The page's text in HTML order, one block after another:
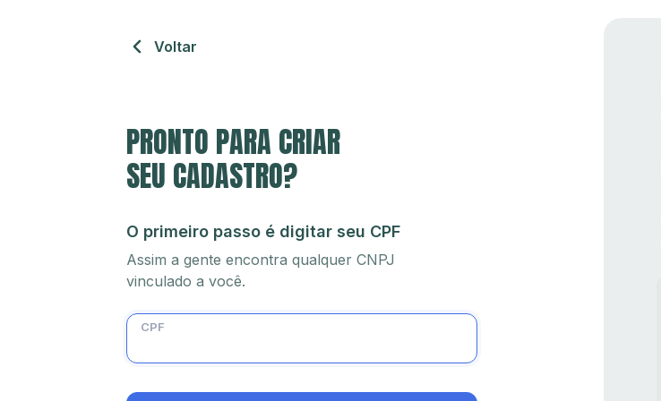
Voltar
PRONTO PARA CRIAR
SEU CADASTRO?
O primeiro passo é digitar seu CPF
Assim a gente encontra qualquer CNPJ
vinculado a você.
CPF